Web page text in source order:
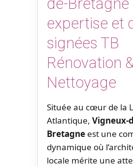
de-Bretagne
expertise et
signées TB
Rénovation
Nettoyage
Située au cœur de la
Atlantique, Vigneux-
Bretagne est une
dynamique où
locale mérite une